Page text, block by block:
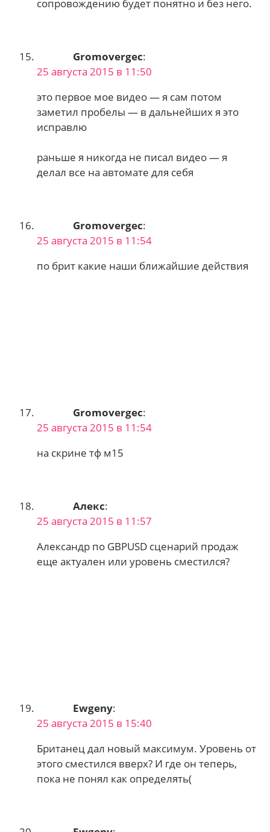
сопровождению будет понятно и без него.
Gromovergec:
25 августа 2015 в 11:50
это первое мое видео — я сам потом
заметил пробелы — в дальнейших я это
исправлю
раньше я никогда не писал видео — я
делал все на автомате для себя
Gromovergec:
25 августа 2015 в 11:54
по брит какие наши ближайшие действия
Gromovergec:
25 августа 2015 в 11:54
на скрине тф м15
Алекс:
25 августа 2015 в 11:57
Александр по GBPUSD сценарий продаж
еще актуален или уровень сместился?
Ewgeny:
25 августа 2015 в 15:40
Британец дал новый максимум. Уровень от
этого сместился вверх? И где он теперь,
пока не понял как определять(